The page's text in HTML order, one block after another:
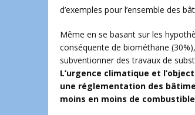
d’exemples pour l’ensemble des
Même en se basant sur les
conséquente de biométhane
subventionner des travaux de
L’urgence climatique et
une réglementation des
moins en moins de